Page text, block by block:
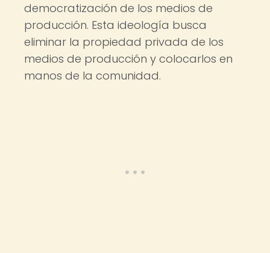
democratización de los medios de
producción. Esta ideología busca
eliminar la propiedad privada de los
medios de producción y colocarlos en
manos de la comunidad.